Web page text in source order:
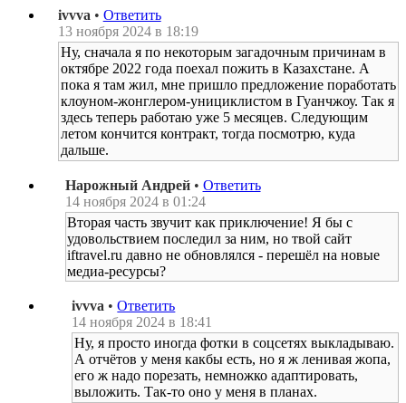
ivvva • Ответить
13 ноября 2024 в 18:19
Ну, сначала я по некоторым загадочным причинам в
октябре 2022 года поехал пожить в Казахстане. А
пока я там жил, мне пришло предложение поработать
клоуном-жонглером-унициклистом в Гуанчжоу. Так я
здесь теперь работаю уже 5 месяцев. Следующим
летом кончится контракт, тогда посмотрю, куда
дальше.
Нарожный Андрей • Ответить
14 ноября 2024 в 01:24
Вторая часть звучит как приключение! Я бы с
удовольствием последил за ним, но твой сайт
iftravel.ru давно не обновлялся - перешёл на новые
медиа-ресурсы?
ivvva • Ответить
14 ноября 2024 в 18:41
Ну, я просто иногда фотки в соцсетях выкладываю.
А отчётов у меня какбы есть, но я ж ленивая жопа,
его ж надо порезать, немножко адаптировать,
выложить. Так-то оно у меня в планах.